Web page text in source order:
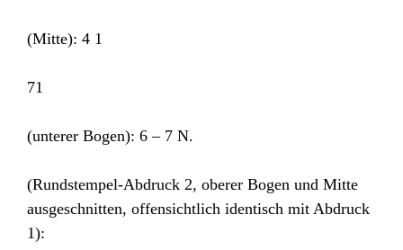
(Mitte): 4 1
71
(unterer Bogen): 6 – 7 N.
(Rundstempel-Abdruck 2, oberer Bogen und Mitte
ausgeschnitten, offensichtlich identisch mit Abdruck
1):